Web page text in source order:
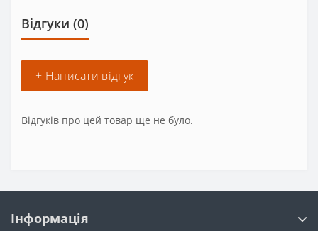
Відгуки (0)
+ Написати відгук
Відгуків про цей товар ще не було.
Інформація